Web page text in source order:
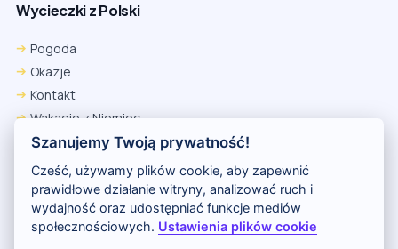
Wycieczki z Polski
Pogoda
Okazje
Kontakt
Wakacje z Niemiec
Polityka Prywatności
Wakacje w Egipcie
Rankingi hoteli
Szanujemy Twoją prywatność!
Cześć, używamy plików cookie, aby zapewnić
prawidłowe działanie witryny, analizować ruch i
wydajność oraz udostępniać funkcje mediów
społecznościowych. Ustawienia plików cookie